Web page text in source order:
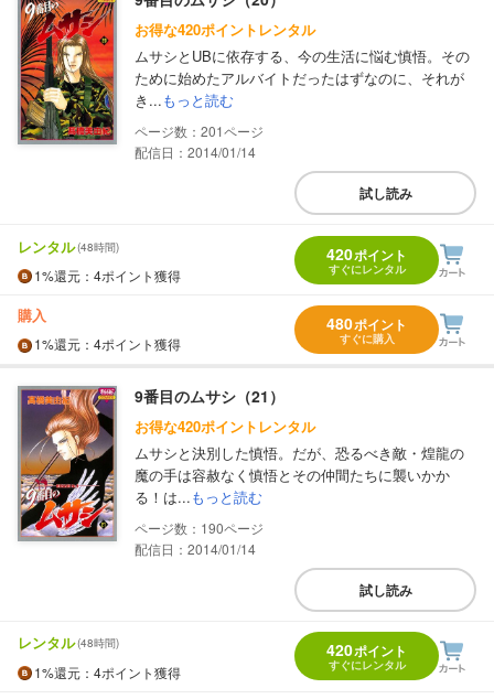
お得な420ポイントレンタル
ムサシとUBに依存する、今の生活に悩む慎悟。その
ために始めたアルバイトだったはずなのに、それが
き...もっと読む
201
配信日：2014/01/14
試し読み
レンタル(48時間)
1%還元 ：4ポイント獲得
420ポイント
すぐにレンタル
購入
1%還元 ：4ポイント獲得
480ポイント
すぐに購入
9番目のムサシ（21）
お得な420ポイントレンタル
ムサシと決別した慎悟。だが、恐るべき敵・煌龍の
魔の手は容赦なく慎悟とその仲間たちに襲いかか
る！は...もっと読む
190
配信日：2014/01/14
試し読み
レンタル(48時間)
1%還元 ：4ポイント獲得
420ポイント
すぐにレンタル